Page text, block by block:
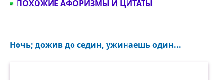
ПОХОЖИЕ АФОРИЗМЫ И ЦИТАТЫ
Ночь; дожив до седин, ужинаешь один...